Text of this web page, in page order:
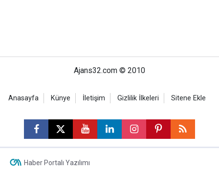
Ajans32.com © 2010
Anasayfa Künye İletişim Gizlilik İlkeleri Sitene Ekle
Haber Portalı Yazılımı